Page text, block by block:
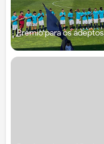
Prémio para os